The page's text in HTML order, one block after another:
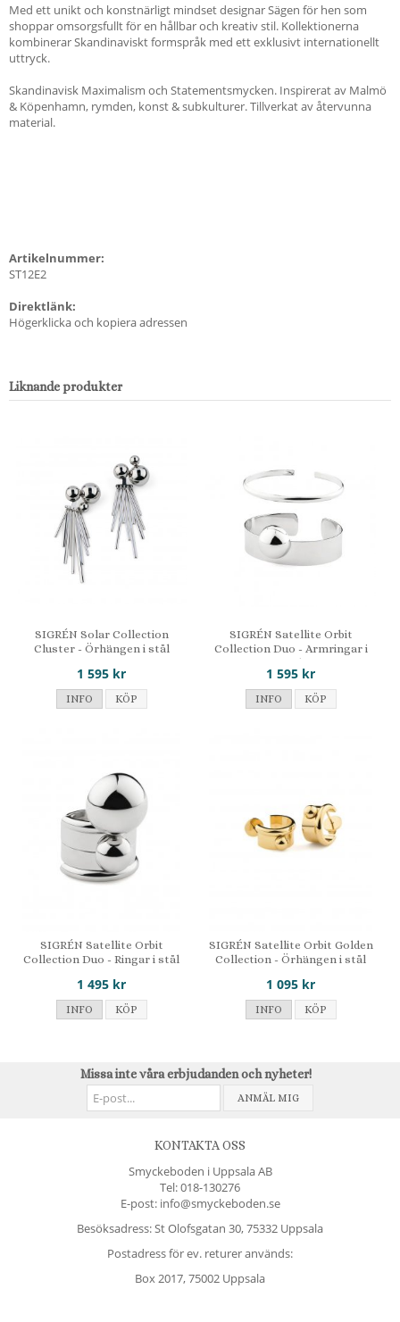
Med ett unikt och konstnärligt mindset designar Sägen för hen som
shoppar omsorgsfullt för en hållbar och kreativ stil. Kollektionerna
kombinerar Skandinaviskt formspråk med ett exklusivt internationellt
uttryck.
Skandinavisk Maximalism och Statementsmycken. Inspirerat av Malmö
& Köpenhamn, rymden, konst & subkulturer. Tillverkat av återvunna
material.
Artikelnummer:
ST12E2
Direktlänk:
Högerklicka och kopiera adressen
Liknande produkter
SIGRÉN Solar Collection
Cluster - Örhängen i stål
1 595 kr
INFO KÖP
SIGRÉN Satellite Orbit
Collection Duo - Armringar i
stål
1 595 kr
INFO KÖP
SIGRÉN Satellite Orbit
Collection Duo - Ringar i stål
1 495 kr
INFO KÖP
SIGRÉN Satellite Orbit Golden
Collection - Örhängen i stål
1 095 kr
INFO KÖP
Missa inte våra erbjudanden och nyheter!
ANMÄL MIG
KONTAKTA OSS
Smyckeboden i Uppsala AB
Tel:018-130276
E-post: info@smyckeboden.se
Besöksadress: St Olofsgatan 30, 75332 Uppsala
Postadress för ev. returer används:
Box 2017, 75002 Uppsala